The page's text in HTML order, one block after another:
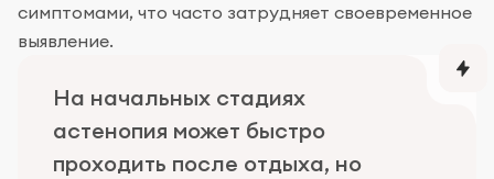
симптомами, что часто затрудняет своевременное
выявление.
На начальных стадиях
астенопия может быстро
проходить после отдыха, но